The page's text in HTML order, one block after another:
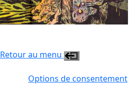
Retour au menu
Options de consentement